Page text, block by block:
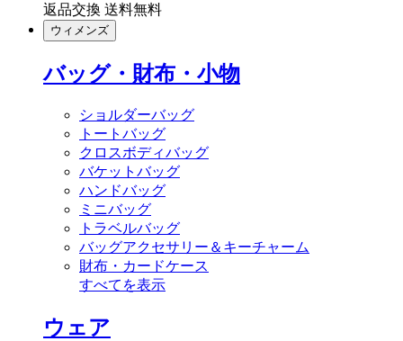
返品交換 送料無料
ウィメンズ
バッグ・財布・小物
ショルダーバッグ
トートバッグ
クロスボディバッグ
バケットバッグ
ハンドバッグ
ミニバッグ
トラベルバッグ
バッグアクセサリー＆キーチャーム
財布・カードケース
すべてを表示
ウェア